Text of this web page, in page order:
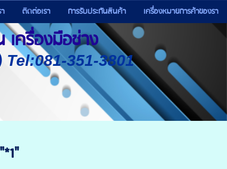
ติดต่อเรา การรับประกันสินค้า เครื่องหมายการค้าของรา
เครื่องมือช่าง
Tel:081-351-3801